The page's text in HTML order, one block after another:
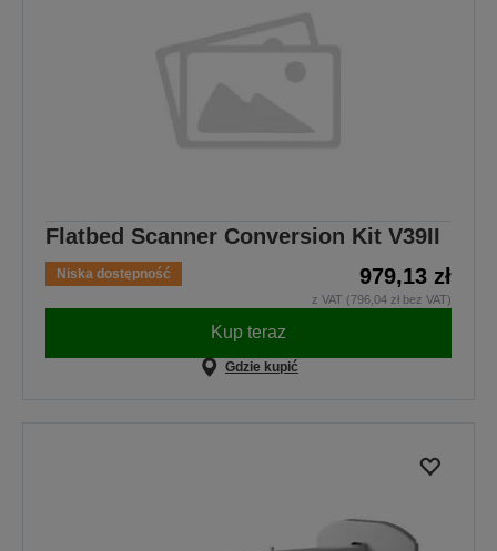
Flatbed Scanner Conversion Kit V39II
Niska dostępność 979,13 zł
z VAT (796,04 zł bez VAT)
Kup teraz
Gdzie kupić